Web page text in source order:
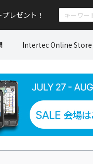
レゼント！
Intertec Online Store